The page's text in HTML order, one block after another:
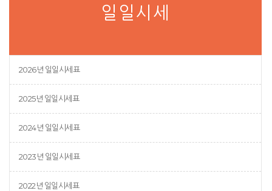
일일시세
2026년 일일시세표
2025년 일일시세표
2024년 일일시세표
2023년 일일시세표
2022년 일일시세표